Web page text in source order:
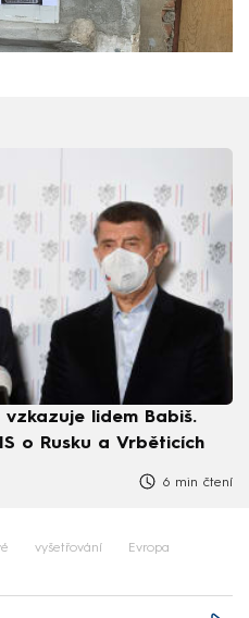
lidem Babiš.
o Rusku a Vrběticích
6 min čtení
vyšetřování Evropa